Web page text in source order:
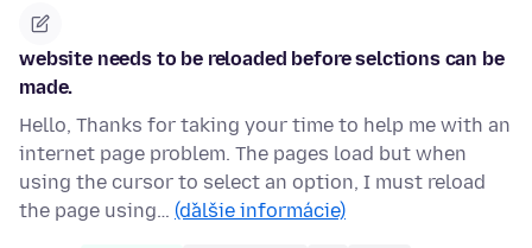
website needs to be reloaded before selctions can be
made.
Hello, Thanks for taking your time to help me with an
internet page problem. The pages load but when
using the cursor to select an option, I must reload
the page using… (ďalšie informácie)